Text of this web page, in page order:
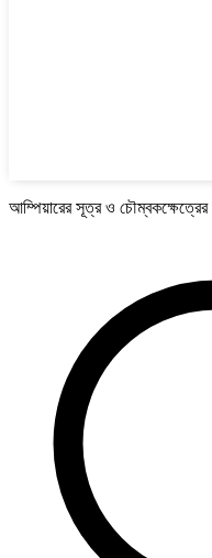
আম্পিয়ারের সূত্র ও চৌম্বকক্ষেত্রের